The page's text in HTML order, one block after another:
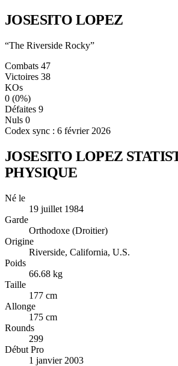
JOSESITO LOPEZ
“The Riverside Rocky”
Combats 47
Victoires 38
KOs
0 (0%)
Défaites 9
Nuls 0
Codex sync : 6 février 2026
JOSESITO LOPEZ
PHYSIQUE
Né le
19 juillet 1984
Garde
Orthodoxe (Droitier)
Origine
Riverside, California, U.S.
Poids
66.68 kg
Taille
177 cm
Allonge
175 cm
Rounds
299
Début Pro
1 janvier 2003